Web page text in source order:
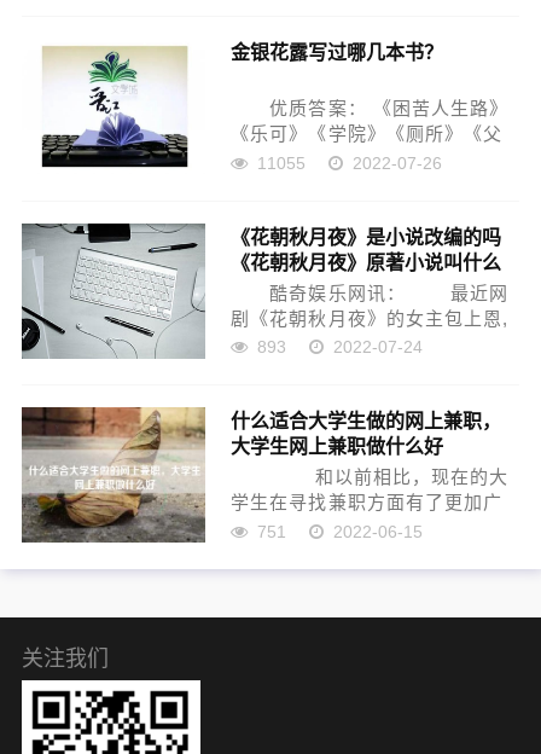
金银花露写过哪几本书？
优质答案： 《困苦人生路》
《乐可》《学院》《厕所》《父
欲》等。 金银花露是中国大
11055 2022-07-26
《花朝秋月夜》是小说改编的吗
《花朝秋月夜》原著小说叫什么
酷奇娱乐网讯： 最近网
剧《花朝秋月夜》的女主包上恩,
因撞脸穆婷婷迅速出圈,网友们纷
《花朝秋月夜》是小说改编的
吗？ 《花...
893 2022-07-24
什么适合大学生做的网上兼职，
大学生网上兼职做什么好
和以前相比，现在的大
学生在寻找兼职方面有了更加广
泛的选择，因为现在网络非常发
751 2022-06-15
关注我们